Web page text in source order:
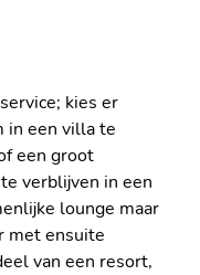
kies er
in een villa te
een groot
verblijven in een
lounge maar
met ensuite
van een resort,